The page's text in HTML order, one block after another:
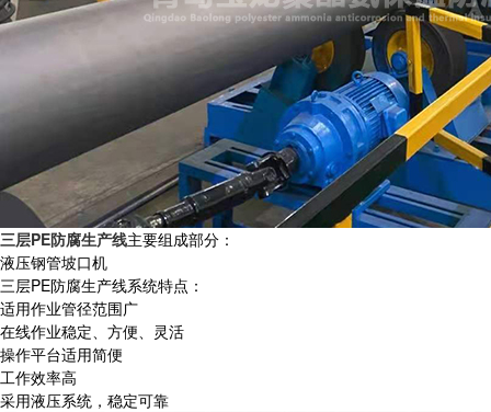
三层PE防腐生产线主要组成部分：
液压钢管坡口机
三层PE防腐生产线系统特点：
适用作业管径范围广
在线作业稳定、方便、灵活
操作平台适用简便
工作效率高
采用液压系统，稳定可靠